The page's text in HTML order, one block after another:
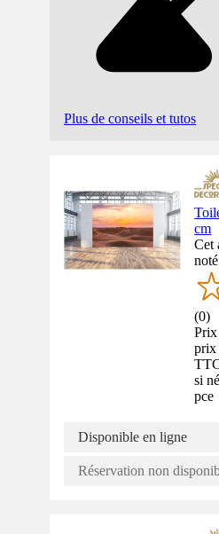
Plus de conseils et tutos
cm
Cet
(0)
prix
si
pce
Disponible en ligne
Réservation non